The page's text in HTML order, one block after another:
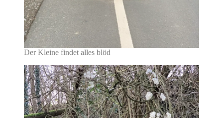
Der Kleine findet alles blöd